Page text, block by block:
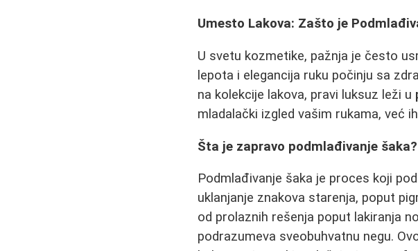
Umesto Lakova: Zašto je
U svetu kozmetike, pažnja je često
lepota i elegancija ruku počinju sa
na kolekcije lakova, pravi luksuz leži u
mladalački izgled vašim rukama, već
Šta je zapravo podmlađivanje šaka?
Podmlađivanje šaka je proces koji
uklanjanje znakova starenja, poput
od prolaznih rešenja poput lakiranja
podrazumeva sveobuhvatnu negu.